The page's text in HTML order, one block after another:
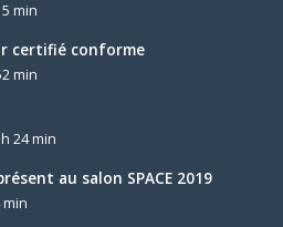
min
certifié conforme
min
24 min
au salon SPACE 2019
min